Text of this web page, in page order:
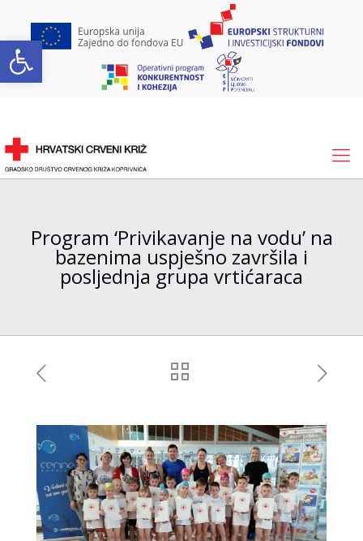
Open toolbar
Program ‘Privikavanje na vodu’ na
bazenima uspješno završila i
posljednja grupa vrtićaraca